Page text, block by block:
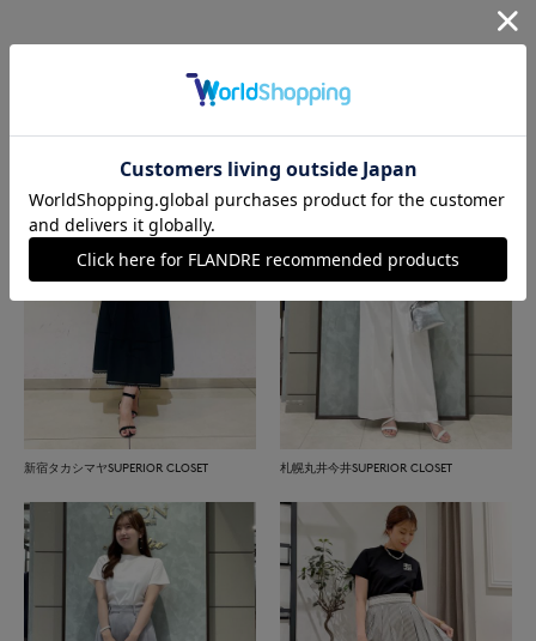
Styling
新宿タカシマヤSUPERIOR CLOSET 札幌丸井今井SUPERIOR CLOSET